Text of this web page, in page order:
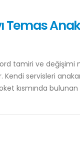
Temas
tamiri ve değişimi
Kendi servisleri
kısmında